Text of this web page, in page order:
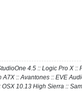
4.5 :: Logic Pro X ::
A7X :: Avantones :: EVE
OSX 10.13 High Sierra ::